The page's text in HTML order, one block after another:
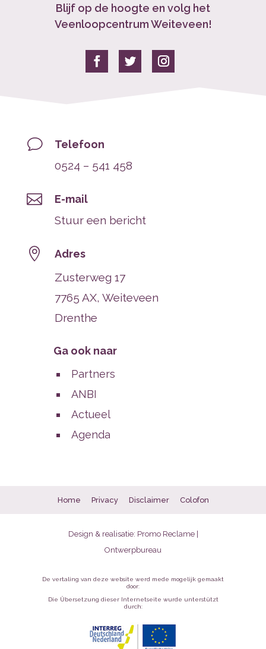
Blijf op de hoogte en volg het
Veenloopcentrum Weiteveen!
v Telefoon
0524 – 541 458
 E-mail
Stuur een bericht
 Adres
Zusterweg 17
7765 AX, Weiteveen
Drenthe
Ga ook naar
Partners
ANBI
Actueel
Agenda
Home Privacy Disclaimer Colofon
Design & realisatie: Promo Reclame |
Ontwerpbureau
De vertaling van deze website werd mede mogelijk gemaakt
door:
Die Übersetzung dieser Internetseite wurde unterstützt
durch: